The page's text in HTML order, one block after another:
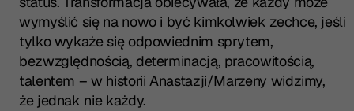
wymyślić się na nowo i być kimkolwiek zechce, jeśli
tylko wykaże się odpowiednim sprytem,
bezwzględnością, determinacją, pracowitością,
talentem – w historii Anastazji/Marzeny widzimy,
że jednak nie każdy.